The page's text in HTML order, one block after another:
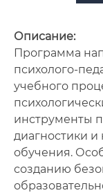
Описание:
Программа
психолого-
учебного
инструменты
диагностики и
обучения.
созданию